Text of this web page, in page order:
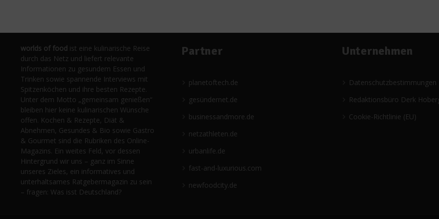
worlds of food ist eine kulinarische Reise
durch das Netz und liefert relevante
Informationen zu gesundem Essen und
Trinken sowie spannende Interviews mit
Spitzenköchen und ihre besten Rezepte.
Unter dem Motto „gemeinsam genießen“
bleiben hier keine kulinarischen Wünsche
offen. Kochen & Rezepte, Diät &
Abnehmen, Gesundes & Bio sowie Gastro
& Gourmet sind die Rubriken des Online-
Magazins. Ein weites Feld, vor dessen
Hintergrund wir uns – ganz im Sinne
unseres Zieles, ein informatives und
unterhaltsames Ratgebermagazin zu sein
– fragen: Was isst Deutschland?
Partner
planetoftech.de
gesündernet.de
businessandmore.de
netzathleten.de
urbanlife.de
fast-and-luxurious.com
newfoodcity.de
Unternehmen
Datenschutzbestimmungen
Redaktionsbüro Derk
Cookie-Richtlinie (EU)